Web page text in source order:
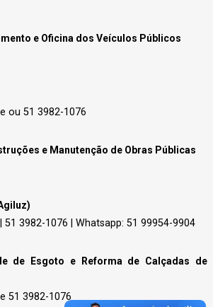
e Oficina dos Veículos Públicos
ou 51 3982-1076
e Manutenção de Obras Públicas
51 3982-1076 | Whatsapp: 51 99954-9904
de Esgoto e Reforma de Calçadas de
51 3982-1076